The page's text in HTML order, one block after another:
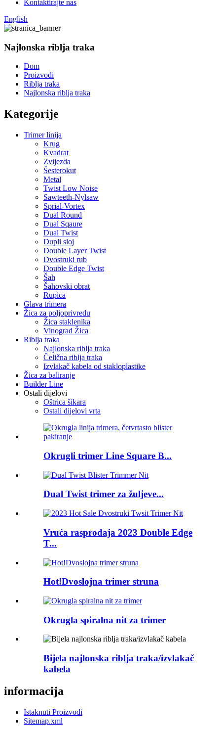
Kontaktirajte nas
English
Najlonska riblja traka
Dom
Proizvodi
Riblja traka
Najlonska riblja traka
Kategorije
Trimer linija
Krug
Kvadrat
Zvijezda
Šesterokut
Metal
Twist Low Noise
Sawteeth-Nylsaw
Sprial-Vortex
Dual Round
Dual Sqaure
Dual Twist
Dupli sloj
Double Layer Twist
Dvostruki rub
Double Edge Twist
Šah
Šahovski obrat
Rupica
Glava trimera
Žica za poljoprivredu
Žica staklenika
Vinograd Žica
Riblja traka
Najlonska riblja traka
Čelična riblja traka
Izvlakač kabela od stakloplastike
Žica za baliranje
Builder Line
Ostali dijelovi
Oštrica šikara
Ostali dijelovi vrta
Okrugli trimer Line Square B...
Dual Twist trimer za žuljeve...
Vruća rasprodaja 2023 Double Edge
T...
Hot!Dvoslojna trimer struna
Okrugla spiralna nit za trimer
Bijela najlonska riblja traka/izvlakač
kabela
informacija
Istaknuti Proizvodi
Sitemap.xml